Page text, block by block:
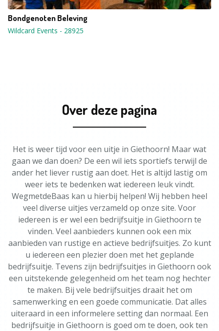
Bondgenoten Beleving
Wildcard Events - 28925
Over deze pagina
Het is weer tijd voor een uitje in Giethoorn! Maar wat
gaan we dan doen? De een wil iets sportiefs terwijl de
ander het liever rustig aan doet. Het is altijd lastig om
weer iets te bedenken wat iedereen leuk vindt.
WegmetdeBaas kan u hierbij helpen! Wij hebben heel
veel diverse uitjes verzameld op onze site. Voor
iedereen is er wel een bedrijfsuitje in Giethoorn te
vinden. Veel aanbieders kunnen ook een mix
aanbieden van rustige en actieve bedrijfsuitjes. Zo kunt
u iedereen een plezier doen met het geplande
bedrijfsuitje. Tevens zijn bedrijfsuitjes in Giethoorn ook
een uitstekende gelegenheid om het team nog hechter
te maken. Bij vele bedrijfsuitjes draait het om
samenwerking en een goede communicatie. Dat alles
uiteraard in een informelere setting dan normaal. Een
bedrijfsuitje in Giethoorn is goed om te doen, ook ten